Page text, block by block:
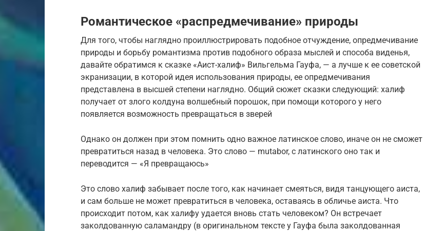
Романтическое «распредмечивание» природы
Для того, чтобы наглядно проиллюстрировать подобное отчуждение, опредмечивание
природы и борьбу романтизма против подобного образа мыслей и способа виденья,
давайте обратимся к сказке «Аист-халиф» Вильгельма Гауфа, — а лучше к ее советской
экранизации, в которой идея использования природы, ее опредмечивания
представлена в высшей степени наглядно. Общий сюжет сказки следующий: халиф
получает от злого колдуна волшебный порошок, при помощи которого у него
появляется возможность превращаться в зверей
Однако он должен при этом помнить одно важное латинское слово, иначе он не сможет
превратиться назад в человека. Это слово — mutabor, с латинского оно так и
переводится — «Я превращаюсь»
Это слово халиф забывает после того, как начинает смеяться, видя танцующего аиста,
и сам больше не может превратиться в человека, оставаясь в обличье аиста. Что
происходит потом, как халифу удается вновь стать человеком? Он встречает
заколдованную саламандру (в оригинальном тексте у Гауфа была заколдованная